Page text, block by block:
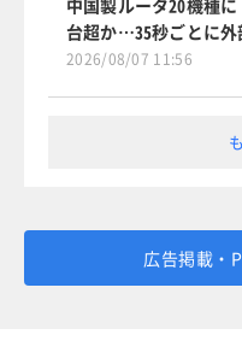
台超か…35秒ごとに外
2026/08/07 11:56
広告掲載・